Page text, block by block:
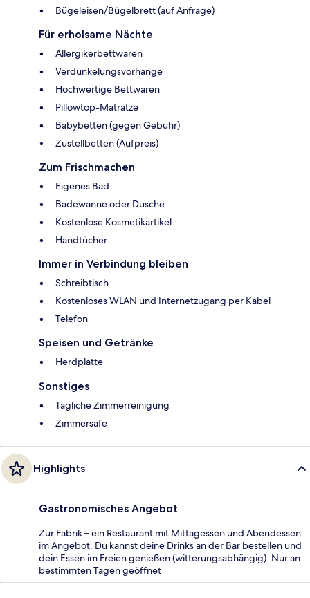
Bügeleisen/Bügelbrett (auf Anfrage)
Für erholsame Nächte
Allergikerbettwaren
Verdunkelungsvorhänge
Hochwertige Bettwaren
Pillowtop-Matratze
Babybetten (gegen Gebühr)
Zustellbetten (Aufpreis)
Zum Frischmachen
Eigenes Bad
Badewanne oder Dusche
Kostenlose Kosmetikartikel
Handtücher
Immer in Verbindung bleiben
Schreibtisch
Kostenloses WLAN und Internetzugang per Kabel
Telefon
Speisen und Getränke
Herdplatte
Sonstiges
Tägliche Zimmerreinigung
Zimmersafe
Highlights
Gastronomisches Angebot
Zur Fabrik – ein Restaurant mit Mittagessen und Abendessen
im Angebot. Du kannst deine Drinks an der Bar bestellen und
dein Essen im Freien genießen (witterungsabhängig). Nur an
bestimmten Tagen geöffnet